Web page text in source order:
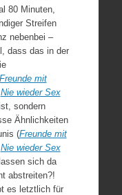
80 Minuten,
Streifen
nebenbei –
dass das in der
mit
Nie wieder Sex
sondern
Ähnlichkeiten
(Freunde mit
Nie wieder Sex
sich da
abstreiten?!
es letztlich für